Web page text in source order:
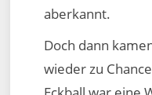
aberkannt.
Doch dann
wieder zu